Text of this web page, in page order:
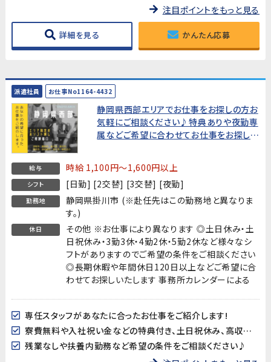
注目ポイントをもっと見る
詳細を見る かんたん応募
派遣社員 お仕事No1164-4432
静岡県西部エリアでお仕事をお探しの方お
気軽にご相談ください♪特典ありや夜勤専
属などご希望に合わせてお仕事をお探しし
給与 時給 1,100円～1,600円以上
シフト [日勤] [2交替] [3交替] [夜勤]
勤務地
静岡県掛川市 (※赴任先はこの勤務地と異なりま
す。)
休日
その他 ※お仕事により異なります ◎土日休み・土
日祝休み・3勤3休・4勤2休・5勤2休など様々なシ
フトがありますのでご希望の条件をご相談ください
◎長期休暇や年間休日120日以上などご希望に合
わせてお探しいたします 事務所カレンダーによる
専任スタッフがあなたに合ったお仕事をご紹介します!
寮費無料や入社祝い金などの特典付き、土日祝休み、高収入など様々なお仕事を掲載中です
残業なしや扶養内勤務など希望の条件をご相談ください♪